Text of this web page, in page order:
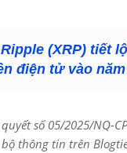
(XRP) tiết
điện tử vào năm
số 05/2025/NQ-
thông tin trên